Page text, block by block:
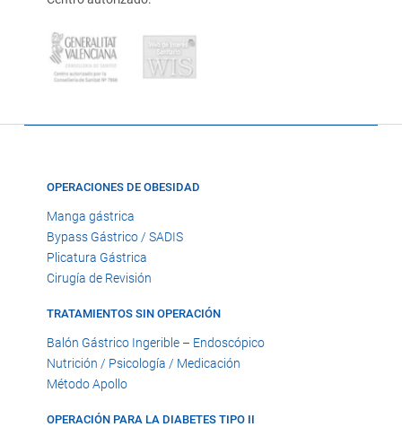
OPERACIONES DE OBESIDAD
Manga gástrica
Bypass Gástrico / SADIS
Plicatura Gástrica
Cirugía de Revisión
TRATAMIENTOS SIN OPERACIÓN
Balón Gástrico Ingerible – Endoscópico
Nutrición / Psicología / Medicación
Método Apollo
OPERACIÓN PARA LA DIABETES TIPO II